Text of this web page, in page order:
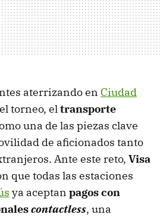
aterrizando en Ciudad
torneo, eltransporte
una de las piezas clave
de aficionados tanto
Ante este reto, Visa
que todas las estaciones
ya aceptan pagos con
contactless, una